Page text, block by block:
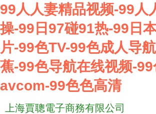
99人人妻精品视频-99人
操-99日97碰91热-99日
片-99色TV-99色成人导
蕉-99色导航在线视频-
avcom-99色色高清
上海賈聰電子商務有限公司